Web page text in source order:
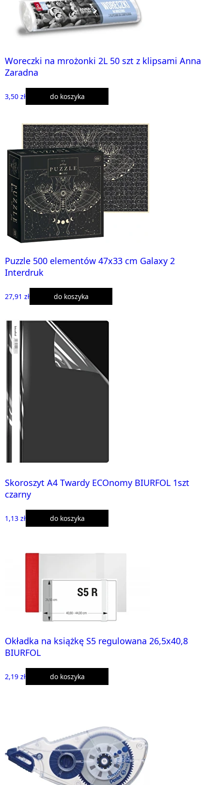
Woreczki na mrożonki 2L 50 szt z klipsami Anna
Zaradna
3,50 zł do koszyka
Puzzle 500 elementów 47x33 cm Galaxy 2
Interdruk
27,91 zł do koszyka
Skoroszyt A4 Twardy ECOnomy BIURFOL 1szt
czarny
1,13 zł do koszyka
Okładka na książkę S5 regulowana 26,5x40,8
BIURFOL
2,19 zł do koszyka